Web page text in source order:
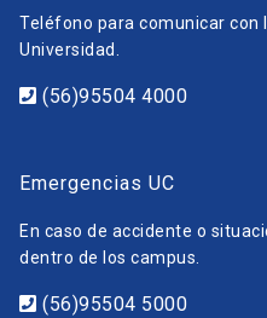
Teléfono para comunicar con
Universidad.
(56)95504 4000
Emergencias UC
En caso de accidente o
dentro de los campus.
(56)95504 5000